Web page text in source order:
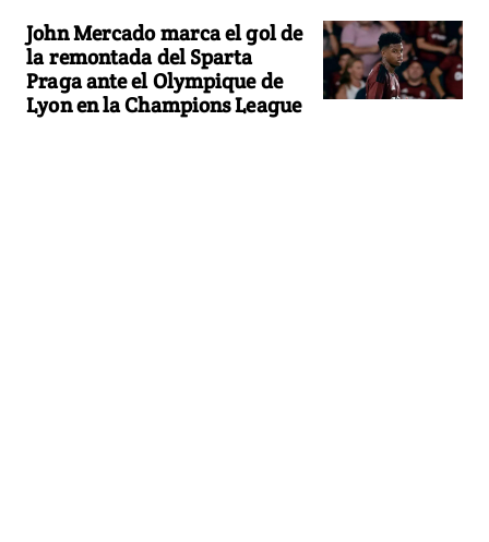
John Mercado marca el gol de
la remontada del Sparta
Praga ante el Olympique de
Lyon en la Champions League